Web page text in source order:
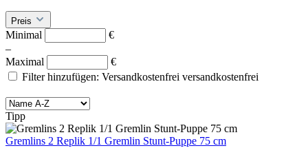
Preis
Minimal
€
–
Maximal
€
Filter hinzufügen: Versandkostenfrei versandkostenfrei
Tipp
Gremlins 2 Replik 1/1 Gremlin Stunt-Puppe 75 cm